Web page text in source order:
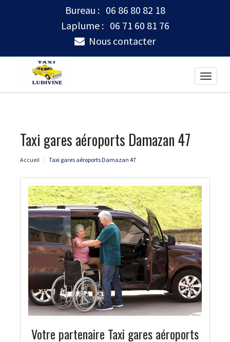
Bureau : 06 86 80 82 18
Laplume : 06 71 60 81 76
Nous contacter
Toggle
Taxi gares aéroports Damazan 47
Accueil Taxi gares aéroports Damazan 47
Votre partenaire Taxi gares aéroports